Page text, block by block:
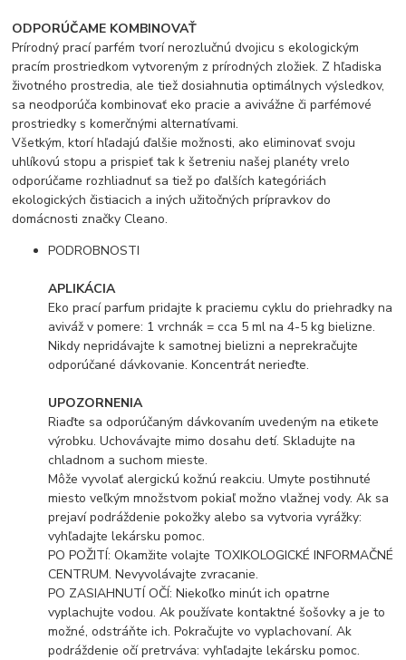
ODPORÚČAME KOMBINOVAŤ
Prírodný prací parfém tvorí nerozlučnú dvojicu s ekologickým
pracím prostriedkom vytvoreným z prírodných zložiek. Z hľadiska
životného prostredia, ale tiež dosiahnutia optimálnych výsledkov,
sa neodporúča kombinovať eko pracie a avivážne či parfémové
prostriedky s komerčnými alternatívami.
Všetkým, ktorí hľadajú ďalšie možnosti, ako eliminovať svoju
uhlíkovú stopu a prispieť tak k šetreniu našej planéty vrelo
odporúčame rozhliadnuť sa tiež po ďalších kategóriách
ekologických čistiacich a iných užitočných prípravkov do
domácnosti značky Cleano.
PODROBNOSTI
APLIKÁCIA
Eko prací parfum pridajte k praciemu cyklu do priehradky na
aviváž v pomere: 1 vrchnák = cca 5 ml na 4-5 kg bielizne.
Nikdy nepridávajte k samotnej bielizni a neprekračujte
odporúčané dávkovanie. Koncentrát nerieďte.
UPOZORNENIA
Riaďte sa odporúčaným dávkovaním uvedeným na etikete
výrobku. Uchovávajte mimo dosahu detí. Skladujte na
chladnom a suchom mieste.
Môže vyvolať alergickú kožnú reakciu. Umyte postihnuté
miesto veľkým množstvom pokiaľ možno vlažnej vody. Ak sa
prejaví podráždenie pokožky alebo sa vytvoria vyrážky:
vyhľadajte lekársku pomoc.
PO POŽITÍ: Okamžite volajte TOXIKOLOGICKÉ INFORMAČNÉ
CENTRUM. Nevyvolávajte zvracanie.
PO ZASIAHNUTÍ OČÍ: Niekoľko minút ich opatrne
vyplachujte vodou. Ak používate kontaktné šošovky a je to
možné, odstráňte ich. Pokračujte vo vyplachovaní. Ak
podráždenie očí pretrváva: vyhľadajte lekársku pomoc.